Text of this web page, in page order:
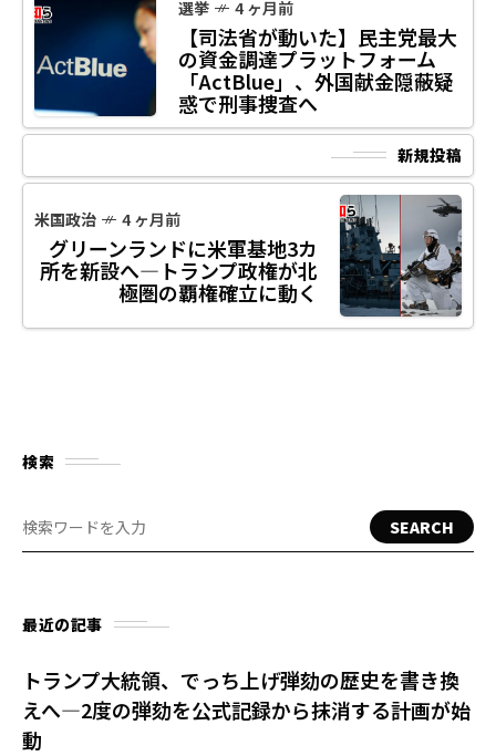
選挙 4 ヶ月前
【司法省が動いた】民主党最大
の資金調達プラットフォーム
「ActBlue」、外国献金隠蔽疑
惑で刑事捜査へ
新規投稿
米国政治 4 ヶ月前
グリーンランドに米軍基地3カ
所を新設へ―トランプ政権が北
極圏の覇権確立に動く
検索
SEARCH
最近の記事
トランプ大統領、でっち上げ弾劾の歴史を書き換
えへ—2度の弾劾を公式記録から抹消する計画が始
動